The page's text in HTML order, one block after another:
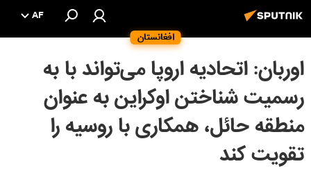
افغانستان
AF
اوربان: اتحادیه اروپا می‌تواند با به
رسمیت شناختن اوکراین به عنوان
منطقه حائل، همکاری با روسیه را
تقویت کند